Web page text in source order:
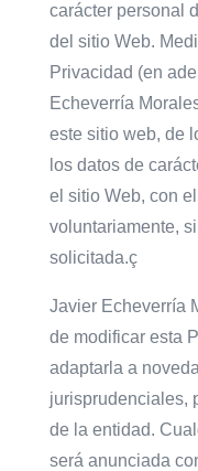
carácter personal
del sitio Web.
Privacidad (en
Echeverría
este sitio web, de
los datos de
el sitio Web, con
voluntariamente,
solicitada.ç
Javier Echeverría
de modificar esta
adaptarla a
jurisprudenciales,
de la entidad.
será anunciada